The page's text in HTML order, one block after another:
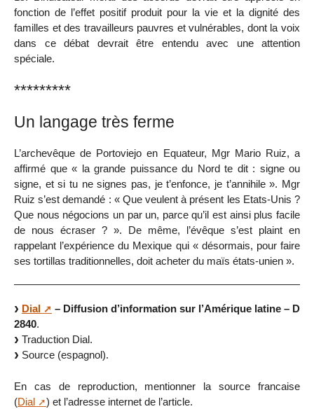
fonction de l’effet positif produit pour la vie et la dignité des
familles et des travailleurs pauvres et vulnérables, dont la voix
dans ce débat devrait être entendu avec une attention
spéciale.
*********
Un langage très ferme
L’archevêque de Portoviejo en Equateur, Mgr Mario Ruiz, a
affirmé que « la grande puissance du Nord te dit : signe ou
signe, et si tu ne signes pas, je t’enfonce, je t’annihile ». Mgr
Ruiz s’est demandé : « Que veulent à présent les Etats-Unis ?
Que nous négocions un par un, parce qu’il est ainsi plus facile
de nous écraser ? ». De même, l’évêque s’est plaint en
rappelant l’expérience du Mexique qui « désormais, pour faire
ses tortillas traditionnelles, doit acheter du maïs états-unien ».
Dial
– Diffusion d’information sur l’Amérique latine – D
2840.
Traduction Dial.
Source (espagnol).
En cas de reproduction, mentionner la source francaise
(Dial ) et l’adresse internet de l’article.